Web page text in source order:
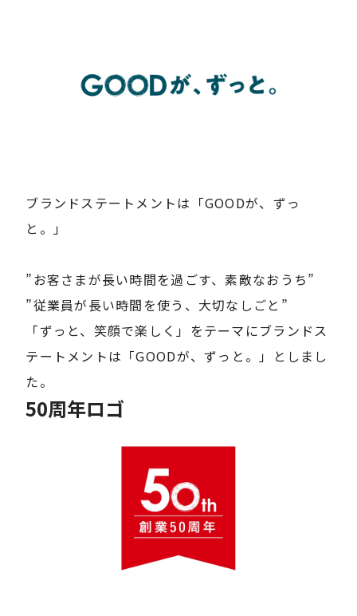
ブランドステートメントは「GOODが、ずっ
と。」
”お客さまが長い時間を過ごす、素敵なおうち”
”従業員が長い時間を使う、大切なしごと”
「ずっと、笑顔で楽しく」をテーマにブランドス
テートメントは「GOODが、ずっと。」としまし
た。
50周年ロゴ